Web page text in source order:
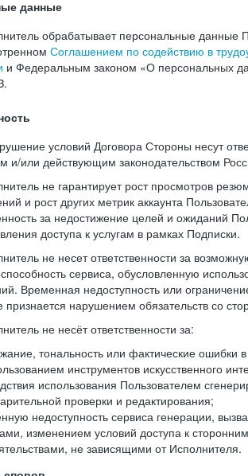
данные
обрабатывает персональные данные
Соглашением по содействию в
и Федеральным законом «О персональных
условий Договора Стороны несут
и/или действующим законодательством
не гарантирует рост просмотров
и рост других метрик аккаунта
за недостижение целей и ожиданий
доступа к услугам в рамках Подписки.
не несет ответственности за
сервиса, обусловленную
Временная недоступность или
признается нарушением обязательств со
не несёт ответственности за:
тональность или фактические ошибки
инструментов искусственного
использования Пользователем
проверки и редактирования;
недоступность сервиса генерации,
изменением условий доступа к
не зависящими от Исполнителя.